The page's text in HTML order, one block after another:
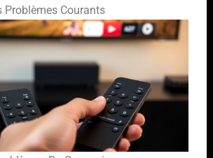
Problèmes Courants